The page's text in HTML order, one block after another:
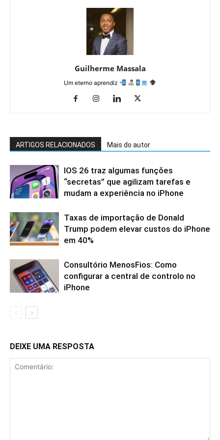
Guilherme Massala
Um eterno aprendiz
ARTIGOS RELACIONADOS Mais do autor
IOS 26 traz algumas funções
“secretas” que agilizam tarefas e
mudam a experiência no iPhone
Taxas de importação de Donald
Trump podem elevar custos do iPhone
em 40%
Consultório MenosFios: Como
configurar a central de controlo no
iPhone
DEIXE UMA RESPOSTA